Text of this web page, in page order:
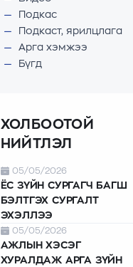
Подкас
Подкаст, ярилцлага
Арга хэмжээ
Бүгд
ХОЛБООТОЙ
НИЙТЛЭЛ
05/05/2026
ЁС ЗҮЙН СУРГАГЧ БАГШ
БЭЛТГЭХ СУРГАЛТ
ЭХЭЛЛЭЭ
05/05/2026
АЖЛЫН ХЭСЭГ
ХУРАЛДАЖ АРГА ЗҮЙН